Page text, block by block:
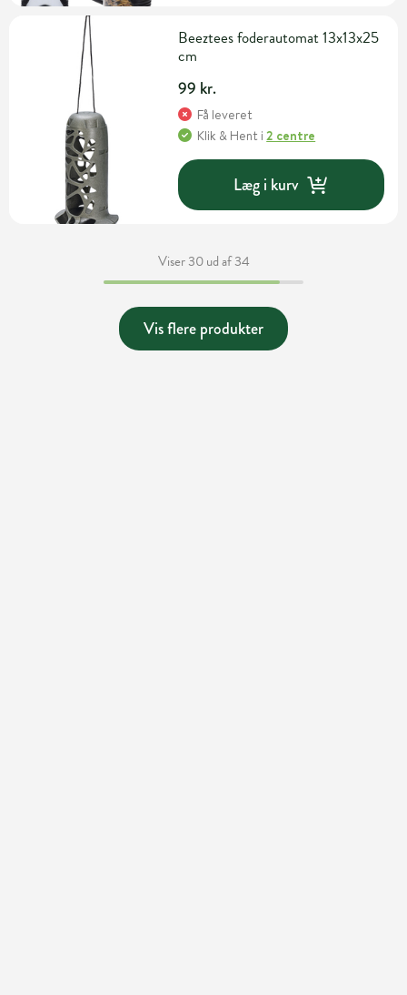
Beeztees foderautomat 13x13x25
cm
99 kr.
Få leveret
Klik & Hent i2 centre
Læg i kurv
Viser 30 ud af 34
Vis flere produkter